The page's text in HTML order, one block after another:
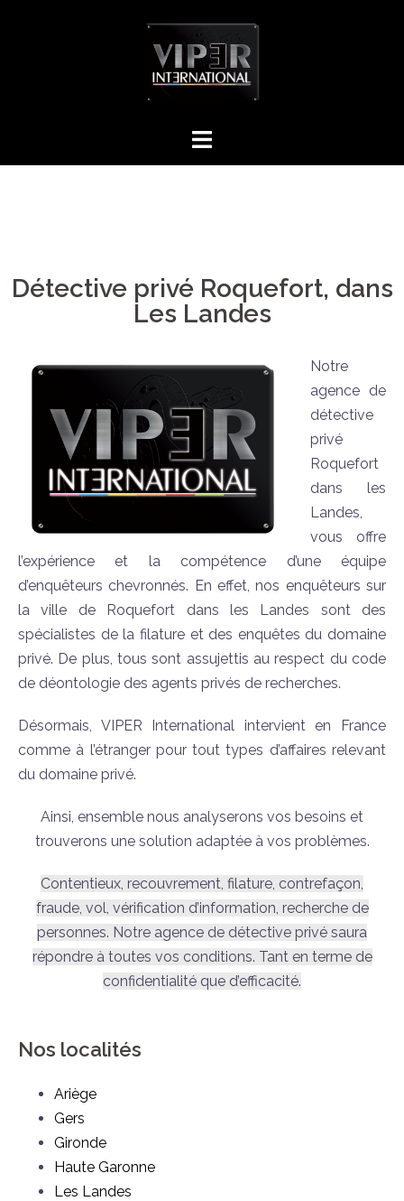
Détective privé Roquefort, dans
Les Landes
Notre
agence de
détective
privé
Roquefort
dans les
Landes,
vous offre
l’expérience et la compétence d’une équipe
d’enquêteurs chevronnés. En effet, nos enquêteurs sur
la ville de Roquefort dans les Landes sont des
spécialistes de la filature et des enquêtes du domaine
privé. De plus, tous sont assujettis au respect du code
de déontologie des agents privés de recherches.
Désormais, VIPER International intervient en France
comme à l’étranger pour tout types d’affaires relevant
du domaine privé.
Ainsi, ensemble nous analyserons vos besoins et
trouverons une solution adaptée à vos problèmes.
Contentieux, recouvrement, filature, contrefaçon,
fraude, vol, vérification d’information, recherche de
personnes. Notre agence de détective privé saura
répondre à toutes vos conditions. Tant en terme de
confidentialité que d’efficacité.
Nos localités
Ariège
Gers
Gironde
Haute Garonne
Les Landes